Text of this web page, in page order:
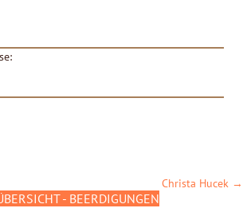
Christa Hucek →
- BEERDIGUNGEN